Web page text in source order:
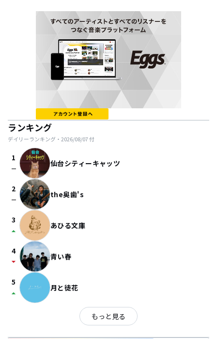
ランキング
デイリーランキング・ 2026/08/07付
1
check_indeterminate_small 仙台シティーキャッツ
2
check_indeterminate_small the奥歯's
3
arrow_drop_up あひる文庫
4
arrow_drop_down 青い春
5
arrow_drop_up 月と徒花
もっと見る